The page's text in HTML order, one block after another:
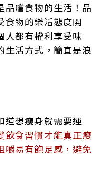
品嚐食物的生活！品
食物的樂活態度開
人都有權利享受味
生活方式，簡直是浪
道想瘦身就需要運
飲食習慣才能真正瘦
嚼易有飽足感，避免